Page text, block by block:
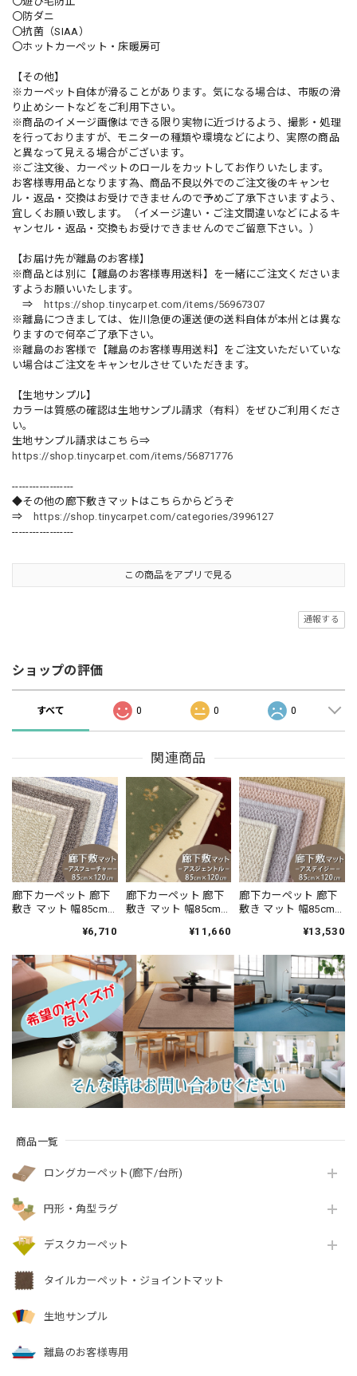
商品一覧
ロングカーペット(廊下/台所)
円形・角型ラグ
デスクカーペット
タイルカーペット・ジョイントマット
生地サンプル
離島のお客様専用
〇防ダニ
〇抗菌（SIAA）
〇ホットカーペット・床暖房可
【その他】
※カーペット自体が滑ることがあります。気になる場合は、市販の滑
り止めシートなどをご利用下さい。
※商品のイメージ画像はできる限り実物に近づけるよう、撮影・処理
を行っておりますが、モニターの種類や環境などにより、実際の商品
と異なって見える場合がございます。
※ご注文後、カーペットのロールをカットしてお作りいたします。
お客様専用品となります為、商品不良以外でのご注文後のキャンセ
ル・返品・交換はお受けできませんので予めご了承下さいますよう、
宜しくお願い致します。（イメージ違い・ご注文間違いなどによるキ
ャンセル・返品・交換もお受けできませんのでご留意下さい。）
【お届け先が離島のお客様】
※商品とは別に【離島のお客様専用送料】を一緒にご注文くださいま
すようお願いいたします。
⇒ https://shop.tinycarpet.com/items/56967307
※離島につきましては、佐川急便の運送便の送料自体が本州とは異な
りますので何卒ご了承下さい。
※離島のお客様で【離島のお客様専用送料】をご注文いただいていな
い場合はご注文をキャンセルさせていただきます。
【生地サンプル】
カラーは質感の確認は生地サンプル請求（有料）をぜひご利用くださ
い。
生地サンプル請求はこちら⇒
https://shop.tinycarpet.com/items/56871776
------------------
◆その他の廊下敷きマットはこちらからどうぞ
⇒ https://shop.tinycarpet.com/categories/3996127
------------------
この商品をアプリで見る
通報する
ショップの評価
すべて 0 0 0
関連商品
廊下カーペット 廊下
敷き マット 幅85cm×
全の「SEK 抗ウイル
加工」雰囲気のある
杢調 無地 ループタイ
プ 全5色 防炎ラベル
付『アスフューチャ
ー/FUT』
¥6,710
廊下カーペット 廊下
敷き マット 幅85cm×
オリエントクラシッ
グレード感あるデザ
イン 高密度で耐久性
に優れたウィルトン
織カーペット 全3色
防炎ラベル付『アス
ジェントル/GNT』
¥11,660
廊下カーペット 廊下
敷き マット 幅85cm×
ーズ カーペット「消
効果でイヤな臭いの
元を90％以上カッ
ト！優しい色合いの
天然素材ウール100％
無地 ループ カーペッ
ト全4色 防炎ラベル付
『アスデイジ
ー/DSY』
¥13,530